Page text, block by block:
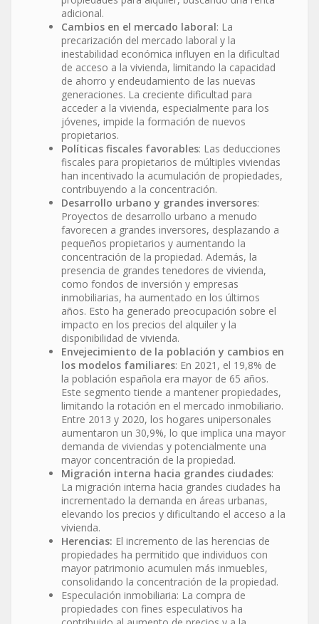
adicional.
Cambios en el mercado laboral: La
precarización del mercado laboral y la
inestabilidad económica influyen en la dificultad
de acceso a la vivienda, limitando la capacidad
de ahorro y endeudamiento de las nuevas
generaciones. La creciente dificultad para
acceder a la vivienda, especialmente para los
jóvenes, impide la formación de nuevos
propietarios.
Políticas fiscales favorables: Las deducciones
fiscales para propietarios de múltiples viviendas
han incentivado la acumulación de propiedades,
contribuyendo a la concentración.
Desarrollo urbano y grandes inversores:
Proyectos de desarrollo urbano a menudo
favorecen a grandes inversores, desplazando a
pequeños propietarios y aumentando la
concentración de la propiedad. Además, la
presencia de grandes tenedores de vivienda,
como fondos de inversión y empresas
inmobiliarias, ha aumentado en los últimos
años. Esto ha generado preocupación sobre el
impacto en los precios del alquiler y la
disponibilidad de vivienda.
Envejecimiento de la población y cambios en
los modelos familiares: En 2021, el 19,8% de
la población española era mayor de 65 años.
Este segmento tiende a mantener propiedades,
limitando la rotación en el mercado inmobiliario.
Entre 2013 y 2020, los hogares unipersonales
aumentaron un 30,9%, lo que implica una mayor
demanda de viviendas y potencialmente una
mayor concentración de la propiedad.
Migración interna hacia grandes ciudades:
La migración interna hacia grandes ciudades ha
incrementado la demanda en áreas urbanas,
elevando los precios y dificultando el acceso a la
vivienda.
Herencias: El incremento de las herencias de
propiedades ha permitido que individuos con
mayor patrimonio acumulen más inmuebles,
consolidando la concentración de la propiedad.
Especulación inmobiliaria: La compra de
propiedades con fines especulativos ha